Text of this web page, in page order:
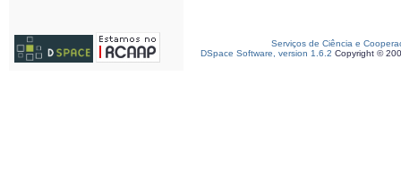
Serviços de Ciência e
DSpace Software, version 1.6.2 Copyright ©